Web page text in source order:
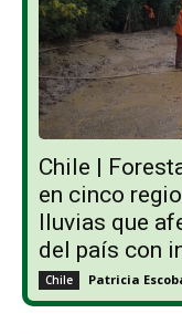
Chile |
en cinco
lluvias que
del país con
Chile Patricia